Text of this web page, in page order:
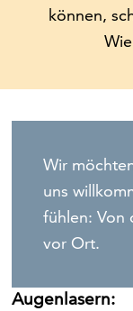
können,
Wir
uns
fühlen: Von
vor Ort.
Augenlasern: